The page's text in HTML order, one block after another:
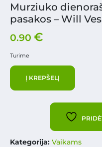
Murziuko
pasakos – Will
0.90 €
Turime
Į KREPŠELĮ
Kategorija: Vaikams